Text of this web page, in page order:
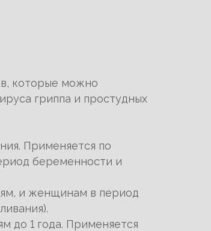
которые можно
гриппа и простудных
Применяется по
беременности и
и женщинам в период
до 1 года. Применяется